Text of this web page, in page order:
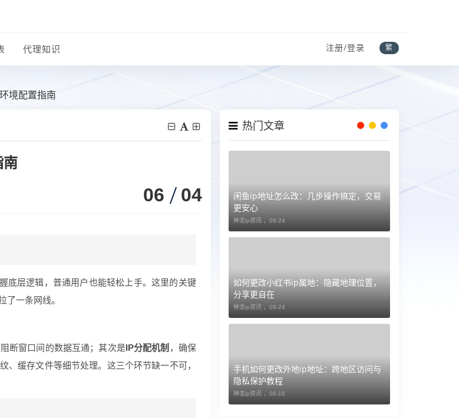
代理知识 注册/登录 繁
境配置指南
南
06 04
底层逻辑，普通用户也能轻松上手。这里的关键
了一条网线。
断窗口间的数据互通；其次是IP分配机制 ，确保
、缓存文件等细节处理。这三个环节缺一不可，
热门文章
闲鱼ip地址怎么改：几步操作搞定，交易
更安心
神龙ip资讯 ， 09-24
如何更改小红书ip属地：隐藏地理位置，
分享更自在
神龙ip资讯 ， 09-24
手机如何更改外地ip地址：跨地区访问与
隐私保护教程
神龙ip资讯 ， 06-16